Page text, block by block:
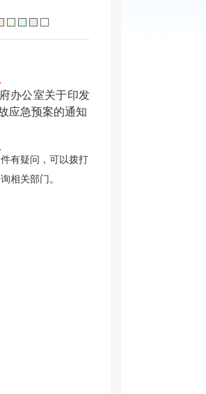
办公室关于印发
应急预案的通知
有疑问，可以拨打
相关部门。